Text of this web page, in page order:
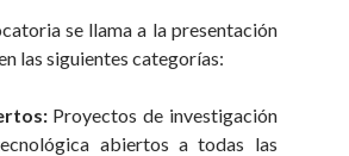
se llama a la presentación
las siguientes categorías:
Proyectos de investigación
abiertos a todas las